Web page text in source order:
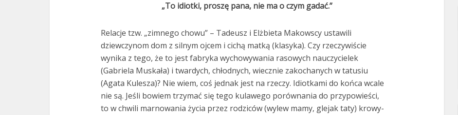
„To idiotki, proszę pana, nie ma o czym gadać.”
Relacje tzw. „zimnego chowu” – Tadeusz i Elżbieta Makowscy ustawili
dziewczynom dom z silnym ojcem i cichą matką (klasyka). Czy rzeczywiście
wynika z tego, że to jest fabryka wychowywania rasowych nauczycielek
(Gabriela Muskała) i twardych, chłodnych, wiecznie zakochanych w tatusiu
(Agata Kulesza)? Nie wiem, coś jednak jest na rzeczy. Idiotkami do końca wcale
nie są. Jeśli bowiem trzymać się tego kulawego porównania do przypowieści,
to w chwili marnowania życia przez rodziców (wylew mamy, glejak taty) krowy-